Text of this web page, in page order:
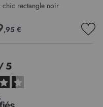
chic rectangle noir
,95 €
5